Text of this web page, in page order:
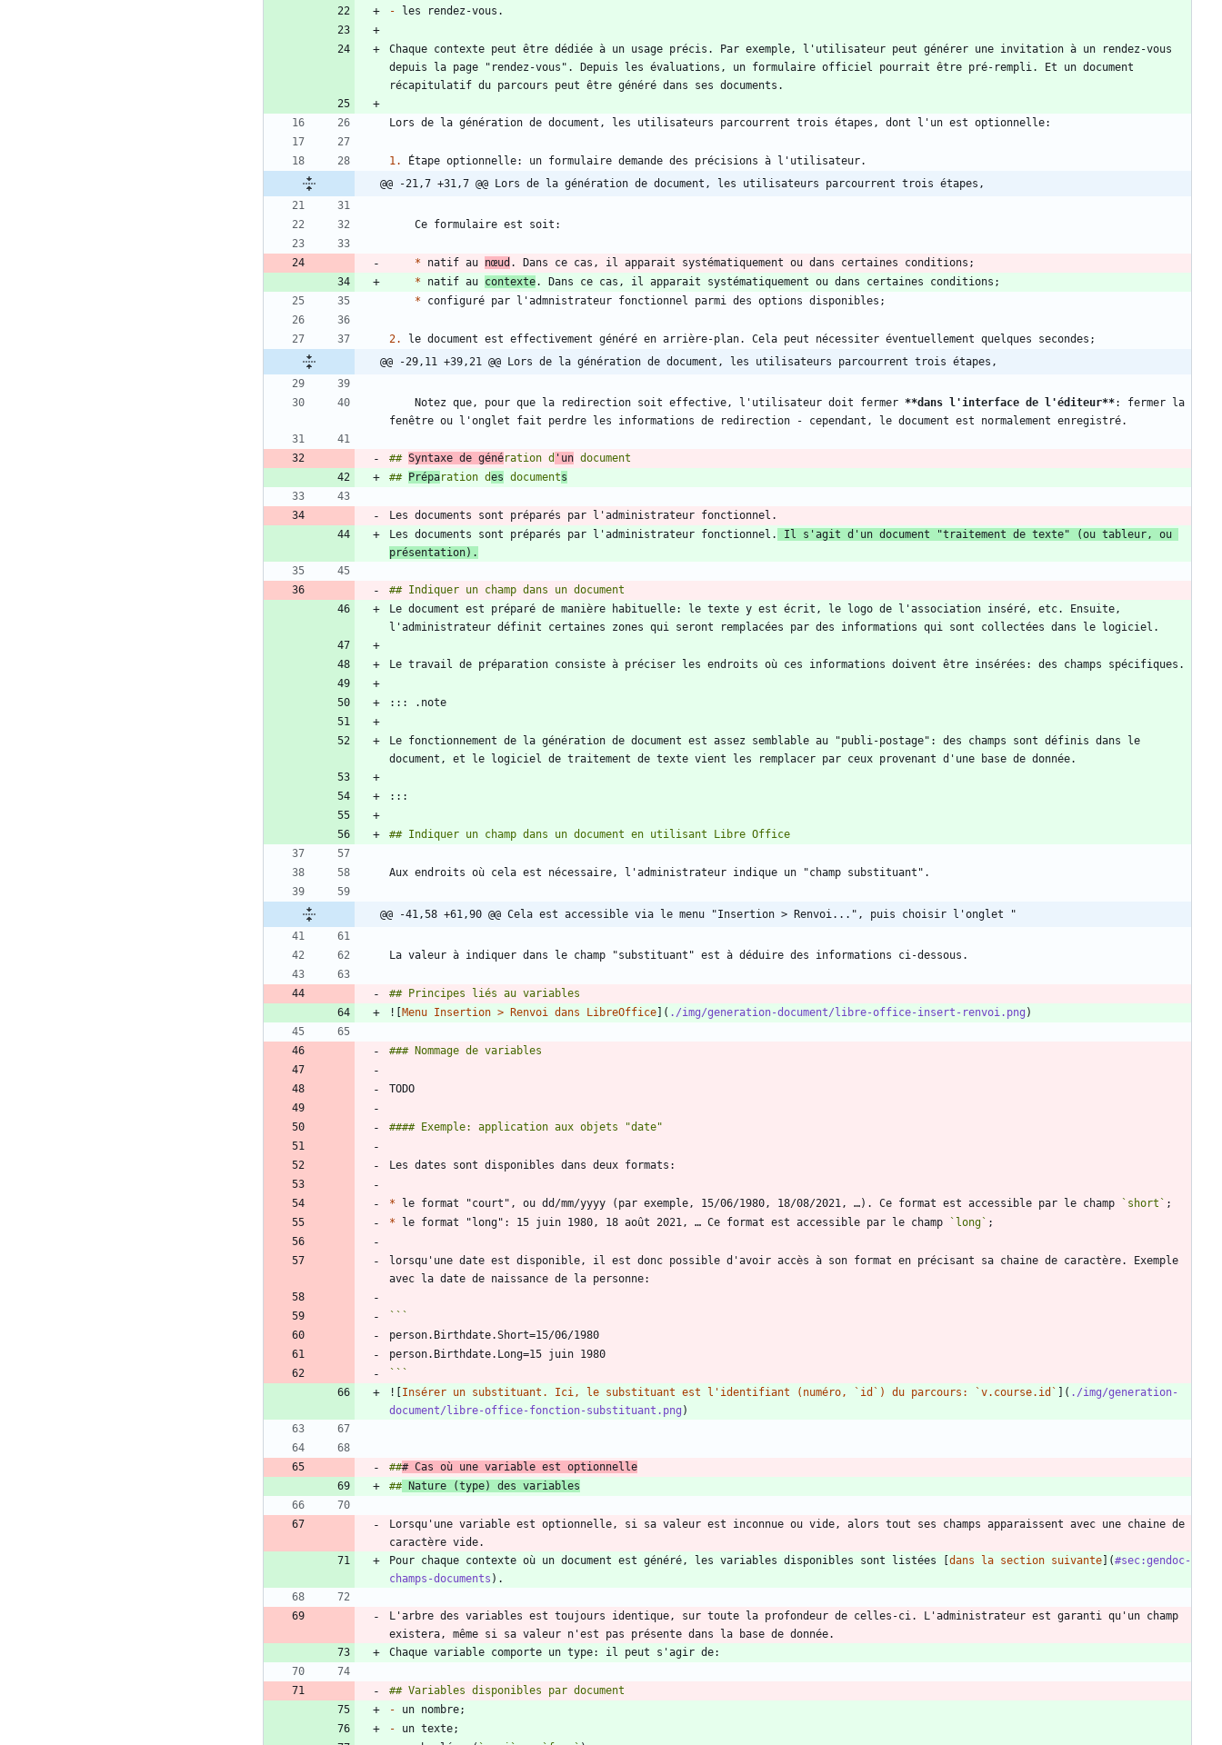
-
Chaque contexte peut être dédiée à un usage précis. Par exemple, l'utilisateur peut générer une invitation à un rendez-vous
depuis la page "rendez-vous". Depuis les évaluations, un formulaire officiel pourrait être pré-rempli. Et un document
1.
@@ -21,7 +31,7 @@ Lors de la génération de document, les utilisateurs parcourrent trois étapes,
* natif au nœud
* natif au contexte
*
2.
@@ -29,11 +39,21 @@ Lors de la génération de document, les utilisateurs parcourrent trois étapes,
    Notez que, pour que la redirection soit effective, l'utilisateur doit fermer
**dans l'interface de l'éditeur**: fermer la
## Syntaxe de génération d 'un
## Préparation des documents
Les documents sont préparés par l'administrateur fonctionnel.
Il s'agit d'un document "traitement de texte" (ou tableur, ou
présentation).
Le document est préparé de manière habituelle: le texte y est écrit, le logo de l'association inséré, etc. Ensuite,
Le fonctionnement de la génération de document est assez semblable au "publi-postage": des champs sont définis dans le
@@ -41,58 +61,90 @@ Cela est accessible via le menu "Insertion > Renvoi...", puis choisir l'onglet "
![ Menu Insertion > Renvoi dans LibreOffice ]( ./img/generation-document/libre-office-insert-renvoi.png
* le format "court", ou dd/mm/yyyy (par exemple, 15/06/1980, 18/08/2021, …). Ce format est accessible par le champ `short`
* le format "long": 15 juin 1980, 18 août 2021, … Ce format est accessible par le champ `long`
lorsqu'une date est disponible, il est donc possible d'avoir accès à son format en précisant sa chaine de caractère. Exemple
```
![ Insérer un substituant. Ici, le substituant est l'identifiant (numéro, `id`) du parcours: `v.course.id` ]( ./img/generation-
document/libre-office-fonction-substituant.png
### Cas où une variable est optionnelle
## Nature (type) des variables
Lorsqu'une variable est optionnelle, si sa valeur est inconnue ou vide, alors tout ses champs apparaissent avec une chaine de
Pour chaque contexte où un document est généré, les variables disponibles sont listées [ dans la section suivante ](#sec:gendoc-
champs-documents
L'arbre des variables est toujours identique, sur toute la profondeur de celles-ci. L'administrateur est garanti qu'un champ
-
-